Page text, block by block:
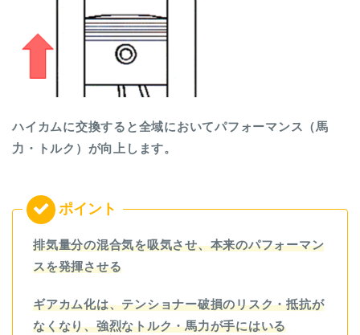
ハイカムに交換すると全域においてパフォーマンス（馬
力・トルク）が向上します。
排気量分の混合気を吸気させ、本来のパフォーマン
スを発揮させる
ギアカム化は、テンショナー破損のリスク・抵抗が
なくなり、強烈なトルク・馬力が手にはいる